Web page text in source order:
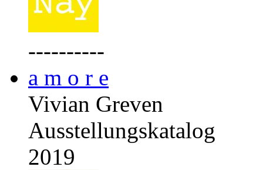
----------
a m o r e
Vivian Greven
Ausstellungskatalog
2019